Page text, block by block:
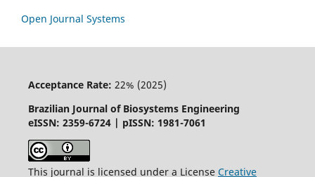
Open Journal Systems
Acceptance Rate: 22% (2025)
Brazilian Journal of Biosystems Engineering
eISSN: 2359-6724 | pISSN: 1981-7061
This journal is licensed under a License Creative